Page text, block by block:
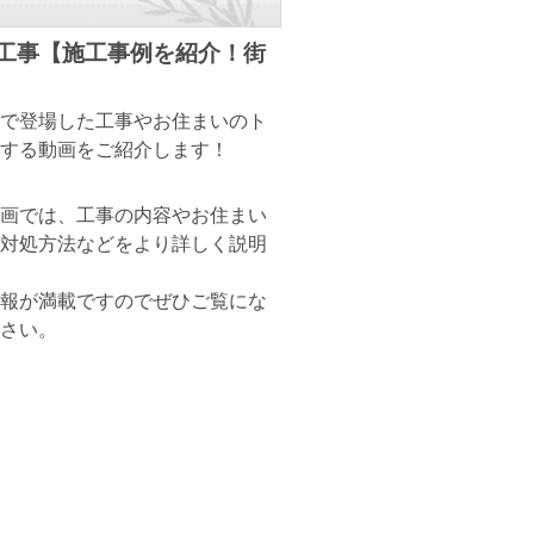
事【施工事例を紹介！街
場した工事やお住まいのト
る動画をご紹介します！
は、工事の内容やお住まい
処方法などをより詳しく説明
満載ですのでぜひご覧にな
い。